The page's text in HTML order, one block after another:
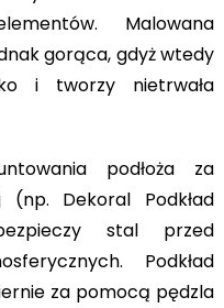
Malowana
gorąca, gdyż wtedy
i tworzy nietrwała
podłoża za
Dekoral Podkład
stal przed
Podkład
za pomocą pędzla